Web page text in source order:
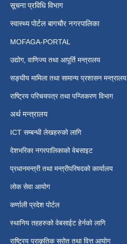
सूचना प्रविधि विभाग
स्वास्थ्य पोर्टल बागचौर नगरपालिका
MOFAGA-PORTAL
उद्योग, वाणिज्य तथा आपूर्ति मन्त्रालय
सङ्घीय मामिला तथा सामान्य प्रशासन मन्त्रालय
राष्ट्रिय परिचयपत्र तथा पन्जिकरण विभाग
अर्थ मन्त्रालय
ICT सम्बन्धी लेखहरुको लागि
देशभरिका नगरपालिकाको वेबसाइट
प्रधानमन्त्री तथा मन्त्रीपरिषदको कार्यालय
लोक सेवा आयोग
कर्णाली प्रदेश पोर्टल
स्थानिय तहहरुको वेबसाईट हेर्नको लागि
राष्ट्रिय प्राकृतिक स्रोत तथा वित्त आयोग